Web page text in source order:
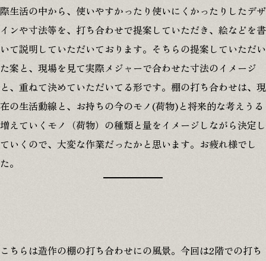
本社
〒509-1431 岐阜県加茂郡白川町黒川2478-6
江南営業所
際生活の中から、使いやすかったり使いにくかったりしたデザ
インや寸法等を、打ち合わせで提案していただき、絵などを書
いて説明していただいております。そちらの提案していただい
た案と、現場を見て実際メジャーで合わせた寸法のイメージ
と、重ねて決めていただいてる形です。棚の打ち合わせは、現
在の生活動線と、お持ちの今のモノ(荷物)と将来的な考えうる
増えていくモノ（荷物）の種類と量をイメージしながら決定し
ていくので、大変な作業だったかと思います。お疲れ様でし
た。
こちらは造作の棚の打ち合わせにの風景。今回は2階での打ち